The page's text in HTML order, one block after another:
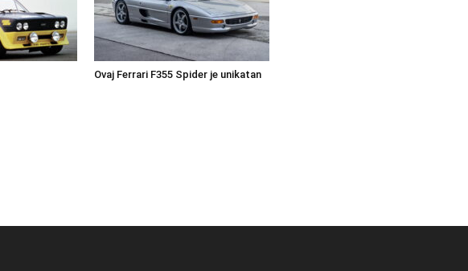
Ovaj Ferrari F355 Spider je unikatan